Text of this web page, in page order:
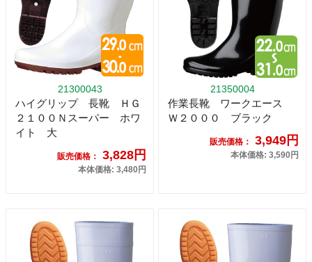
21300043
ハイグリップ 長靴 ＨＧ
２１００Ｎスーパー ホワ
イト 大
販売価格： 3,828円
本体価格: 3,480円
21350004
作業長靴 ワークエース
Ｗ２０００ ブラック
販売価格： 3,949円
本体価格: 3,590円